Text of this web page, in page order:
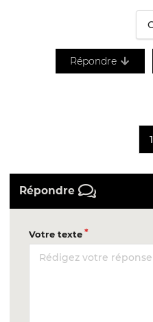
Répondre
1
Répondre
Votre texte